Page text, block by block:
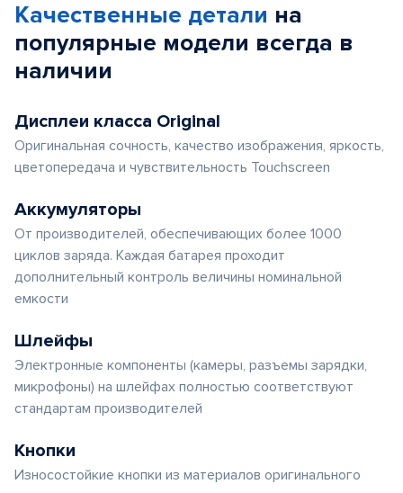
Качественные детали на
популярные модели всегда в
наличии
Дисплеи класса Original
Оригинальная сочность, качество изображения, яркость,
цветопередача и чувствительность Touchscreen
Аккумуляторы
От производителей, обеспечивающих более 1000
циклов заряда. Каждая батарея проходит
дополнительный контроль величины номинальной
емкости
Шлейфы
Электронные компоненты (камеры, разъемы зарядки,
микрофоны) на шлейфах полностью соответствуют
стандартам производителей
Кнопки
Износостойкие кнопки из материалов оригинального